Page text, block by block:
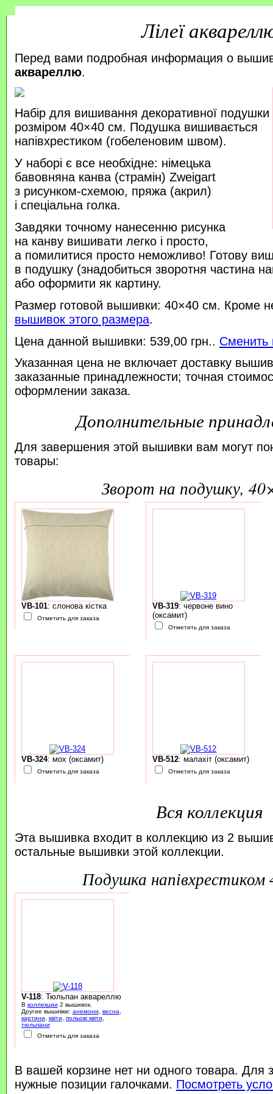
Лілеї
Перед вами подробная информация о
аквареллю.
Набір для вишивання декоративної подушки
розміром 40×40 см. Подушка вишивається
напівхрестиком (гобеленовим швом).
У наборі є все необхідне: німецька
бавовняна канва (страмін) Zweigart
з рисунком-схемою, пряжа (акрил)
і спеціальна голка.
Завдяки точному нанесенню рисунка
на канву вишивати легко і просто,
а помилитися просто неможливо! Готову
в подушку (знадобиться зворотня частина
або оформити як картину.
Размер готовой вышивки: 40×40 см. Кроме
вышивок этого размера.
Цена данной вышивки: 539,00 грн.. Сменить
Указанная цена не включает доставку
заказанные принадлежности; точная
оформлении заказа.
Дополнительные
Для завершения этой вышивки вам могут
товары:
зворот на подушку,
VB-101: слонова кістка
Отметить для заказа
VB-319: червоне вино
(оксамит)
Отметить для заказа
VB-324: мох (оксамит)
Отметить для заказа
VB-512: малахіт (оксамит)
Отметить для заказа
Вся коллекция
Эта вышивка входит в коллекцию из 2
остальные вышивки этой коллекции.
подушка
V-118: Тюльпан аквареллю
В коллекции 2 вышивок.
Другие вышивки: анемони весна
картини
квіти польові квіти
тюльпани
Отметить для заказа
В вашей корзине нет ни одного товара. Для
нужные позиции галочками. Посмотреть